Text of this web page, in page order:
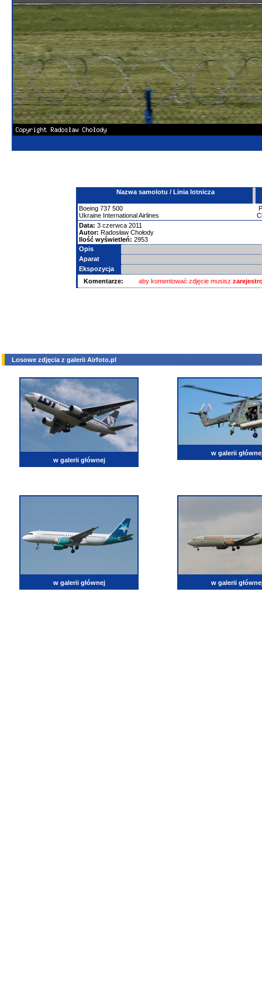
Nazwa samolotu / Linia lotnicza
Boeing 737 500
Ukraine International Airlines
Data: 3 czerwca 2011
Autor: Radosław Chołody
Ilość wyświetleń: 2953
Opis
Aparat
Ekspozycja
Komentarze:
aby komentować zdjęcie musisz
Losowe zdjęcia z galerii Airfoto.pl
w galerii głównej
w galerii
w galerii głównej w galerii